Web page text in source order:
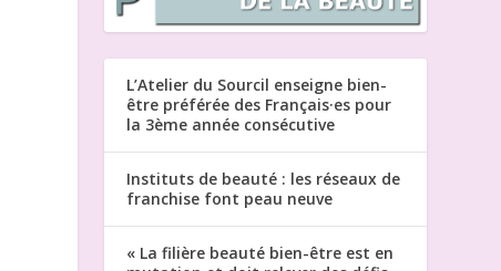
L’Atelier du Sourcil enseigne bien-
être préférée des Français·es pour
la 3ème année consécutive
Instituts de beauté : les réseaux de
franchise font peau neuve
« La filière beauté bien-être est en